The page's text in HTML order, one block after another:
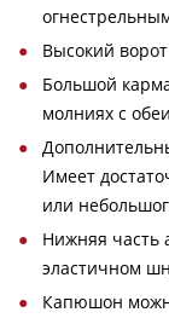
Высокий
Большой
молниях с
Имеет
или
Нижняя часть
эластичном
Капюшон